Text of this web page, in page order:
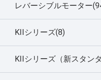
レバーシブルモーター
KIIシリーズ(8)
KIIシリーズ（新スタン